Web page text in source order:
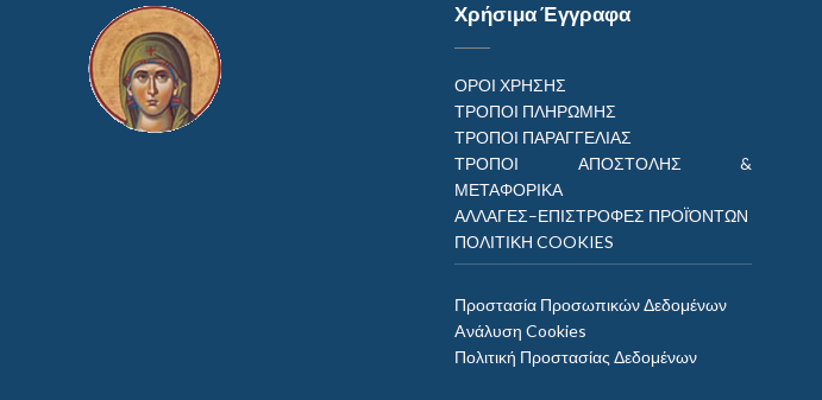
Χρήσιμα Έγγραφα
ΟΡΟΙ ΧΡΗΣΗΣ
ΤΡΟΠΟΙ ΠΛΗΡΩΜΗΣ
ΤΡΟΠΟΙ ΠΑΡΑΓΓΕΛΙΑΣ
ΤΡΟΠΟΙ ΑΠΟΣΤΟΛΗΣ &
ΜΕΤΑΦΟΡΙΚΑ
ΑΛΛΑΓΕΣ–ΕΠΙΣΤΡΟΦΕΣ ΠΡΟΪΌΝΤΩΝ
ΠΟΛΙΤΙΚΗ COOKIES
Προστασία Προσωπικών Δεδομένων
Aνάλυση Cookies
Πολιτική Προστασίας Δεδομένων